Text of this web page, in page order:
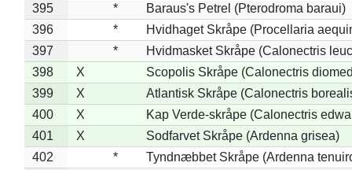
395
*
Baraus's Petrel (Pterodroma baraui)
396
*
Hvidhaget Skråpe (Procellaria
397
*
Hvidmasket Skråpe (Calonectris
398
X
Scopolis Skråpe (Calonectris
399
X
Atlantisk Skråpe (Calonectris
400
X
Kap Verde-skråpe (Calonectris
401
X
Sodfarvet Skråpe (Ardenna grisea)
402
*
Tyndnæbbet Skråpe (Ardenna